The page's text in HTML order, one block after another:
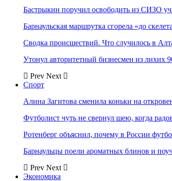
Бастрыкин поручил освободить из СИЗО
Барнаульская маршрутка сгорела «до
Сводка происшествий. Что случилось в
Утонул авторитетный бизнесмен из лихих
Prev Next
Спорт
Алина Загитова сменила коньки на
Футболист чуть не свернул шею, когда
Ротенберг объяснил, почему в России
Барнаульцы поели ароматных блинов и
Prev Next
Экономика